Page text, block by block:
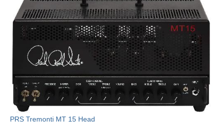
PRS Tremonti MT 15 Head